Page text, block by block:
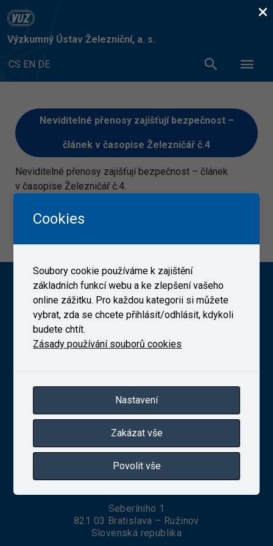
Výzkumný Ústav Železniční, a. s.
CS EN DE
Neviditelné přenosy zajišťují bezpečnost –
článek v časopise Železničář č.4
Neviditelné přenosy zajišťují bezpečnost – článek
v časopise Železničář č.4.
Článek si můžete přečíst
Výzkumný Ústav Železniční, a. s. (VUZ)
Novodvorská 1698/138b, Praha 4
Zapsaná v obchodním rejstříku vedeném Městským
soudem v Praze, oddíl B, vložka 10025
VUZ Slovakia, s. r. o.
Seberíniho 1
821 03 Bratislava – Ružinov
Slovenská republika
×
Cookies
Soubory cookie používáme k zajištění
základních funkcí webu a ke zlepšení vašeho
online zážitku. Pro každou kategorii si můžete
vybrat, zda se chcete přihlásit/odhlásit, kdykoli
budete chtít.
Zásady používání souborů cookies
Nastavení
Zakázat vše
Povolit vše